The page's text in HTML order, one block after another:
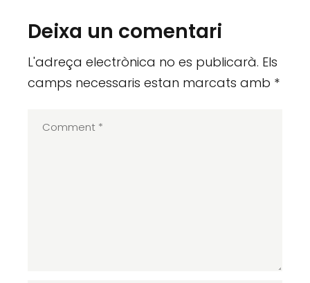
Deixa un comentari
L'adreça electrònica no es publicarà. Els
camps necessaris estan marcats amb *